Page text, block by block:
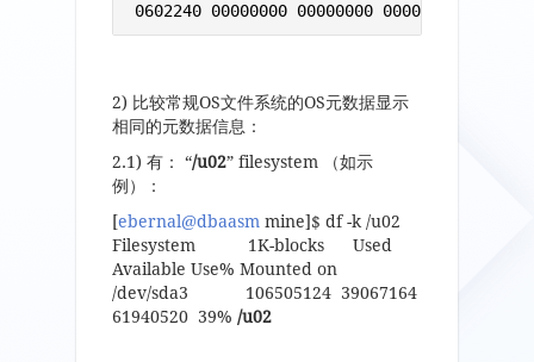
0602240 00000000 00000000 00000000
2) 比较常规OS文件系统的OS元数据显示
相同的元数据信息：
2.1) 有： “/u02” filesystem
（如示
例）：
[ebernal@dbaasm mine]$ df -k /u02
Filesystem 1K-blocks Used
Available Use% Mounted on
/dev/sda3 106505124 39067164
61940520 39% /u02